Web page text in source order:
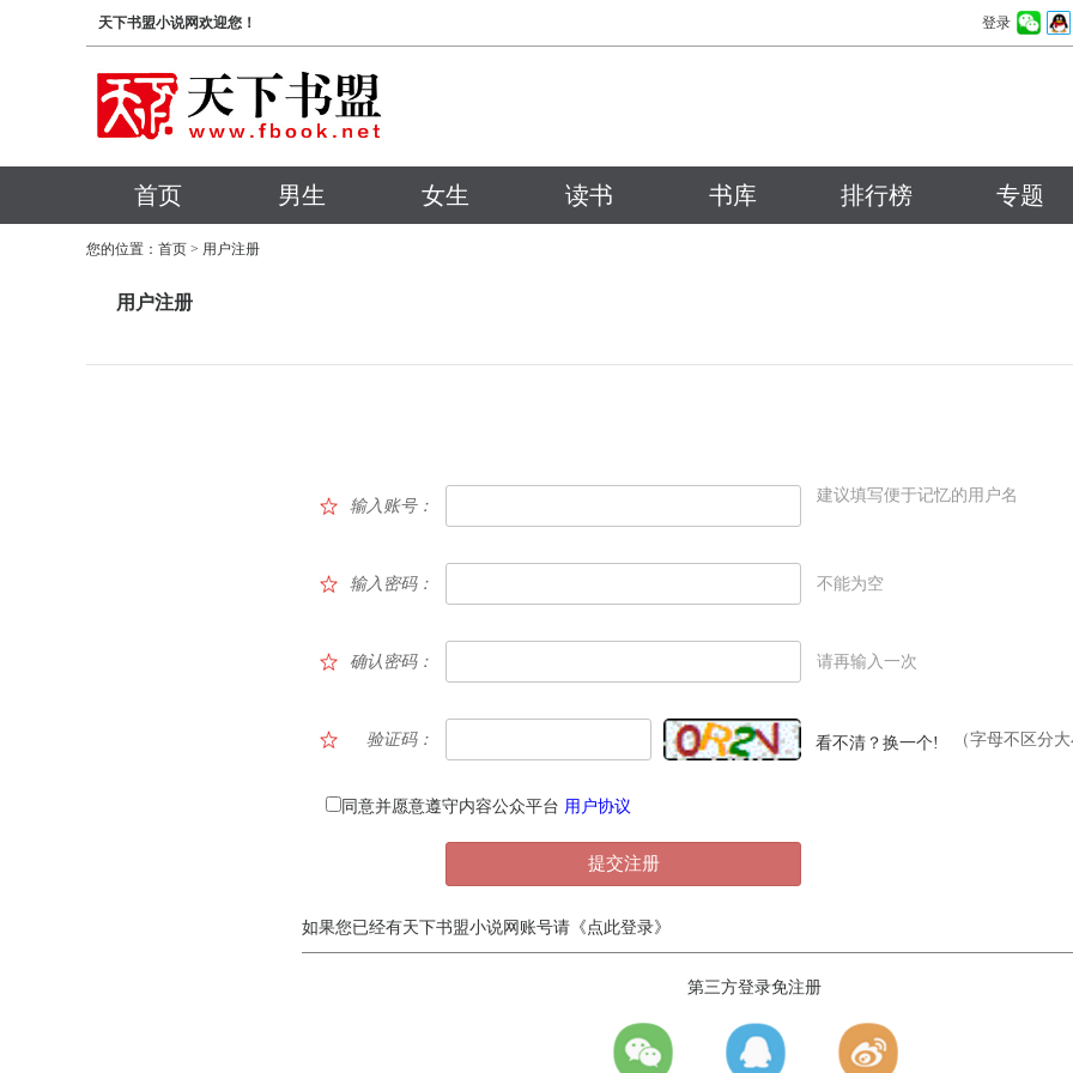
天下书盟小说网欢迎您！ 登录
首页 男生 女生 读书 书库 排行榜 专题
您的位置： 首页 > 用户注册
用户注册
输入账号：
建议填写便于记忆的用户名
输入密码： 不能为空
确认密码： 请再输入一次
验证码： 看不清？换一个! （字母不区分大
同意并愿意遵守内容公众平台 用户协议
提交注册
如果您已经有天下书盟小说网账号请 《点此登录》
第三方登录免注册